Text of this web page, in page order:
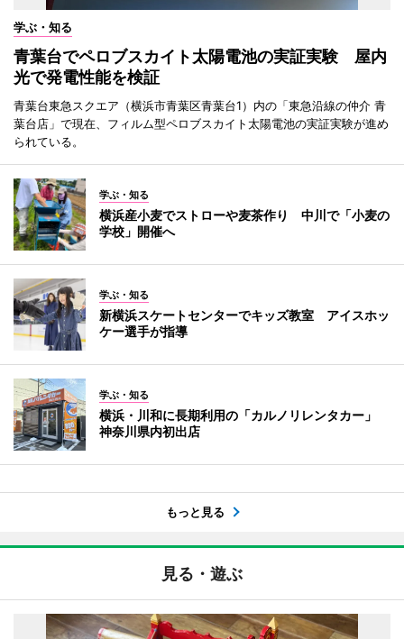
学ぶ・知る
青葉台でペロブスカイト太陽電池の実証実験 屋内
光で発電性能を検証
青葉台東急スクエア（横浜市青葉区青葉台1）内の「東急沿線の仲介 青
葉台店」で現在、フィルム型ペロブスカイト太陽電池の実証実験が進め
られている。
学ぶ・知る
横浜産小麦でストローや麦茶作り 中川で「小麦の
学校」開催へ
学ぶ・知る
新横浜スケートセンターでキッズ教室 アイスホッ
ケー選手が指導
学ぶ・知る
横浜・川和に長期利用の「カルノリレンタカー」
神奈川県内初出店
もっと見る
見る・遊ぶ